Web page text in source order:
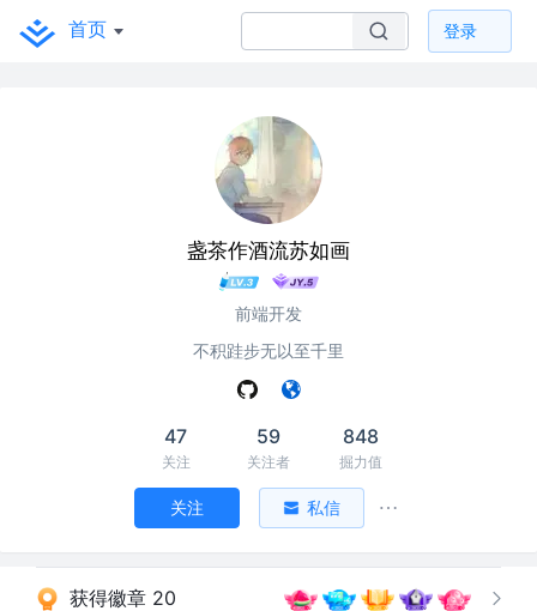
首页 登录
盏茶作酒流苏如画
前端开发
不积跬步无以至千里
47
关注
59
关注者
848
掘力值
关注 私信
获得徽章 20